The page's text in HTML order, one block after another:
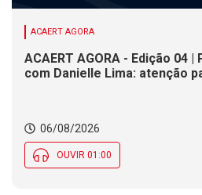
ACAERT AGORA
ACAERT AGORA - Edição 04
com Danielle Lima: atenção
06/08/2026
OUVIR 01:00